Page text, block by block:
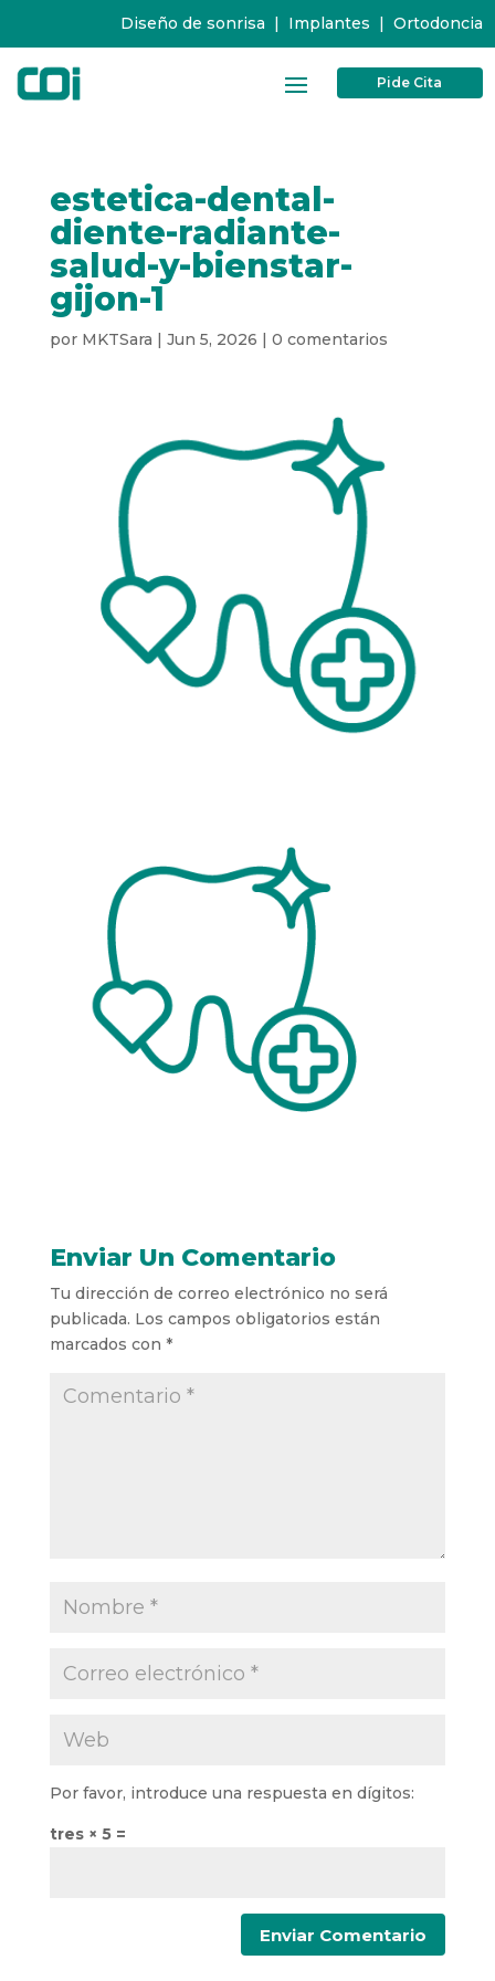
Diseño de sonrisa | Implantes | Ortodoncia
Pide Cita
estetica-dental-
diente-radiante-
salud-y-bienstar-
gijon-1
por MKTSara | Jun 5, 2026 | 0 comentarios
Enviar Un Comentario
Tu dirección de correo electrónico no será
publicada. Los campos obligatorios están
marcados con *
Por favor, introduce una respuesta en dígitos:
tres × 5 =